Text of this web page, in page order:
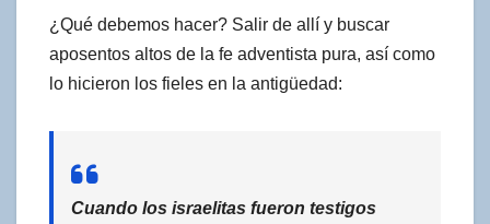
¿Qué debemos hacer? Salir de allí y buscar
aposentos altos de la fe adventista pura, así como
lo hicieron los fieles en la antigüedad:
Cuando los israelitas fueron testigos